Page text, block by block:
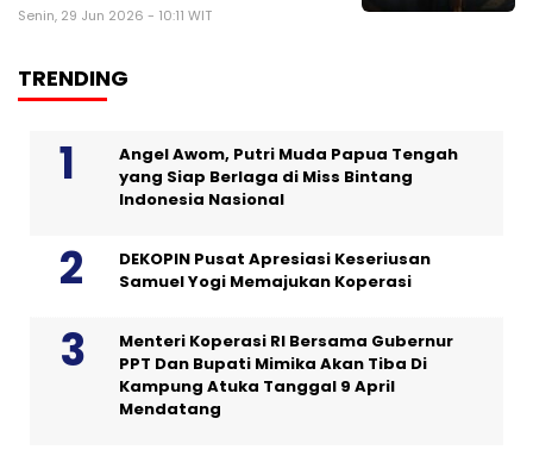
Senin, 29 Jun 2026 - 10:11 WIT
TRENDING
Angel Awom, Putri Muda Papua Tengah
yang Siap Berlaga di Miss Bintang
Indonesia Nasional
DEKOPIN Pusat Apresiasi Keseriusan
Samuel Yogi Memajukan Koperasi
Menteri Koperasi RI Bersama Gubernur
PPT Dan Bupati Mimika Akan Tiba Di
Kampung Atuka Tanggal 9 April
Mendatang